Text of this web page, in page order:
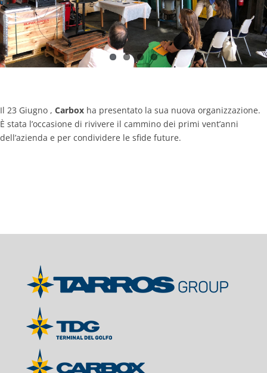
Contacts
Il 23 Giugno , Carbox ha presentato la sua nuova organizzazione.
È stata l’occasione di rivivere il cammino dei primi vent’anni
dell’azienda e per condividere le sfide future.